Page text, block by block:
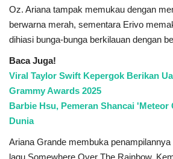
Oz. Ariana tampak memukau dengan
berwarna merah, sementara Erivo
dihiasi bunga-bunga berkilauan dengan
Baca Juga!
Viral Taylor Swift Kepergok Berikan
Grammy Awards 2025
Barbie Hsu, Pemeran Shancai
Dunia
Ariana Grande membuka
lagu Somewhere Over The Rainbow.